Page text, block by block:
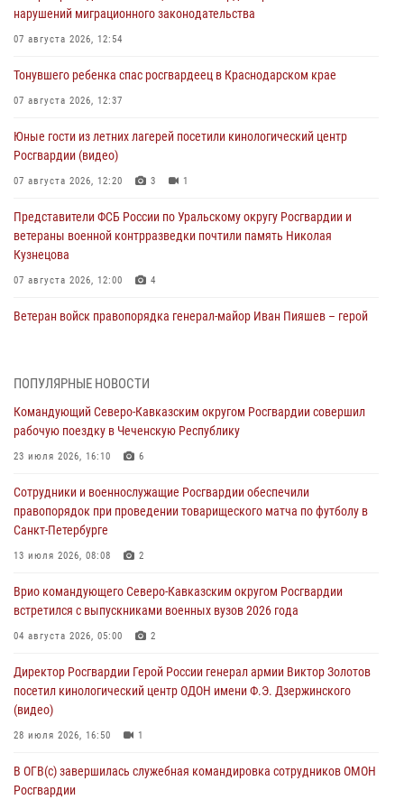
нарушений миграционного законодательства
07 августа 2026, 12:54
Тонувшего ребенка спас росгвардеец в Краснодарском крае
07 августа 2026, 12:37
Юные гости из летних лагерей посетили кинологический центр
Росгвардии (видео)
07 августа 2026, 12:20 3 1
Представители ФСБ России по Уральскому округу Росгвардии и
ветераны военной контрразведки почтили память Николая
Кузнецова
07 августа 2026, 12:00 4
Ветеран войск правопорядка генерал-майор Иван Пияшев – герой
Смольного собора в Санкт-Петербурге (видео)
07 августа 2026, 11:34
взрывобезопасности
07 августа 2026, 11:33
Рэпер ST посетил раненых росгвардейцев в Главном военном
07 августа 2026, 11:18 2
В Ставрополе офицеры Росгвардии стали участниками пресс-
07 августа 2026, 11:00
ПОПУЛЯРНЫЕ НОВОСТИ
Командующий Северо-Кавказским округом Росгвардии совершил
рабочую поездку в Чеченскую Республику
23 июля 2026, 16:10 6
Сотрудники и военнослужащие Росгвардии обеспечили
правопорядок при проведении товарищеского матча по футболу в
Санкт-Петербурге
13 июля 2026, 08:08 2
Врио командующего Северо-Кавказским округом Росгвардии
встретился с выпускниками военных вузов 2026 года
04 августа 2026, 05:00 2
Директор Росгвардии Герой России генерал армии Виктор Золотов
посетил кинологический центр ОДОН имени Ф.Э. Дзержинского
(видео)
28 июля 2026, 16:50 1
В ОГВ(с) завершилась служебная командировка сотрудников ОМОН
Росгвардии